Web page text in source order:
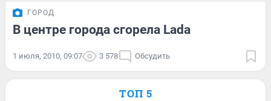
ГОРОД
В центре города сгорела Lada
1 июля, 2010, 09:07 3 578 Обсудить
ТОП 5